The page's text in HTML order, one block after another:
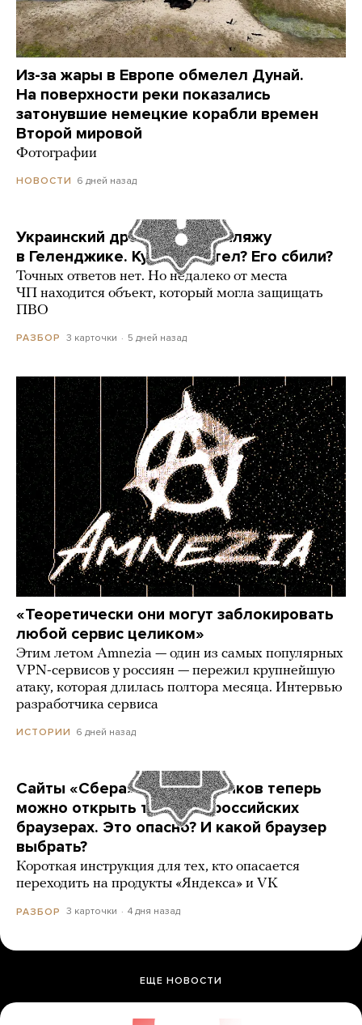
Из-за жары в Европе обмелел Дунай.
На поверхности реки показались
затонувшие немецкие корабли времен
Второй мировой
Фотографии
НОВОСТИ 6 дней назад
Украинский дрон попал по пляжу
в Геленджике. Куда он летел? Его сбили?
Точных ответов нет. Но недалеко от места
ЧП находится объект, который могла защищать
ПВО
РАЗБОР 3 карточки 5 дней назад
«Теоретически они могут заблокировать
любой сервис целиком»
Этим летом Amnezia — один из самых популярных
VPN-сервисов у россиян — пережил крупнейшую
атаку, которая длилась полтора месяца. Интервью
разработчика сервиса
ИСТОРИИ 6 дней назад
Сайты «Сбера» и других банков теперь
можно открыть только в российских
браузерах. Это опасно? И какой браузер
выбрать?
Короткая инструкция для тех, кто опасается
переходить на продукты «Яндекса» и VK
РАЗБОР 3 карточки 4 дня назад
ЕЩЕ НОВОСТИ